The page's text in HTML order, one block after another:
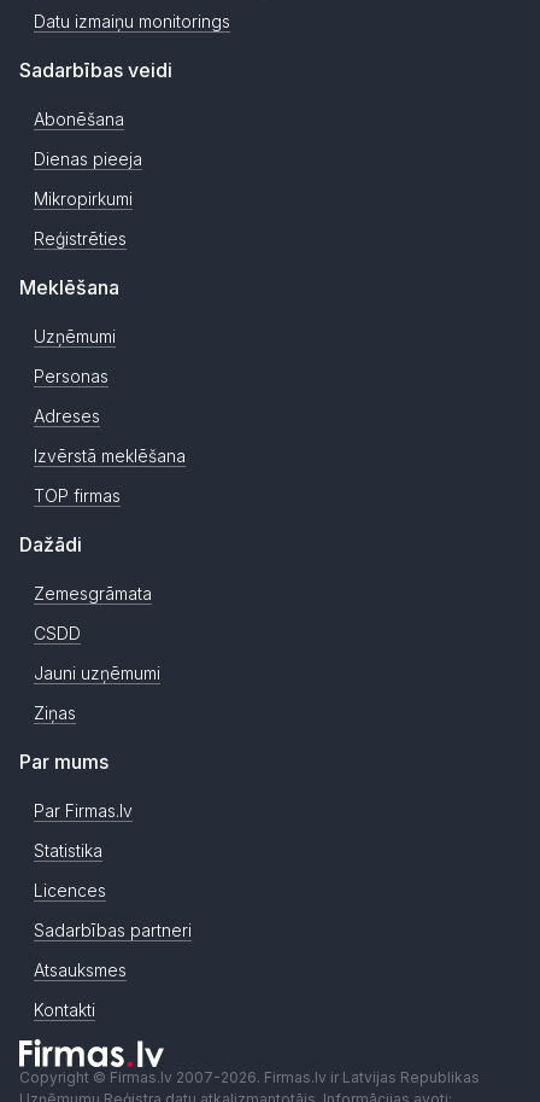
Datu izmaiņu monitorings
Sadarbības veidi
Abonēšana
Dienas pieeja
Mikropirkumi
Reģistrēties
Meklēšana
Uzņēmumi
Personas
Adreses
Izvērstā meklēšana
TOP firmas
Dažādi
Zemesgrāmata
CSDD
Jauni uzņēmumi
Ziņas
Par mums
Par Firmas.lv
Statistika
Licences
Sadarbības partneri
Atsauksmes
Kontakti
Copyright © Firmas.lv 2007-2026. Firmas.lv ir Latvijas Republikas